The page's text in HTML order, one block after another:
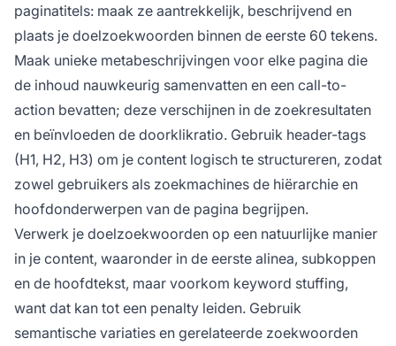
paginatitels: maak ze aantrekkelijk, beschrijvend en
plaats je doelzoekwoorden binnen de eerste 60 tekens.
Maak unieke metabeschrijvingen voor elke pagina die
de inhoud nauwkeurig samenvatten en een call-to-
action bevatten; deze verschijnen in de zoekresultaten
en beïnvloeden de doorklikratio. Gebruik header-tags
(H1, H2, H3) om je content logisch te structureren, zodat
zowel gebruikers als zoekmachines de hiërarchie en
hoofdonderwerpen van de pagina begrijpen.
Verwerk je doelzoekwoorden op een natuurlijke manier
in je content, waaronder in de eerste alinea, subkoppen
en de hoofdtekst, maar voorkom keyword stuffing,
want dat kan tot een penalty leiden. Gebruik
semantische variaties en gerelateerde zoekwoorden